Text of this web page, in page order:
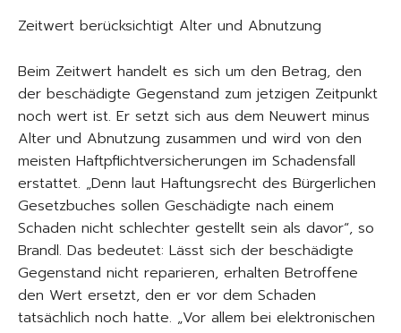
Zeitwert berücksichtigt Alter und Abnutzung
Beim Zeitwert handelt es sich um den Betrag, den
der beschädigte Gegenstand zum jetzigen Zeitpunkt
noch wert ist. Er setzt sich aus dem Neuwert minus
Alter und Abnutzung zusammen und wird von den
meisten Haftpflichtversicherungen im Schadensfall
erstattet. „Denn laut Haftungsrecht des Bürgerlichen
Gesetzbuches sollen Geschädigte nach einem
Schaden nicht schlechter gestellt sein als davor“, so
Brandl. Das bedeutet: Lässt sich der beschädigte
Gegenstand nicht reparieren, erhalten Betroffene
den Wert ersetzt, den er vor dem Schaden
tatsächlich noch hatte. „Vor allem bei elektronischen